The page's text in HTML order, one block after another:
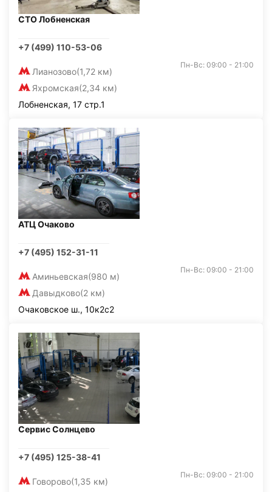
СТО Лобненская
+7 (499) 110-53-06
Лианозово(1,72 км)
Яхромская(2,34 км)
Пн-Вс: 09:00 - 21:00
Лобненская, 17 стр.1
АТЦ Очаково
+7 (495) 152-31-11
Аминьевская(980 м)
Давыдково(2 км)
Пн-Вс: 09:00 - 21:00
Очаковское ш., 10к2с2
Сервис Солнцево
+7 (495) 125-38-41
Говорово(1,35 км)
Пн-Вс: 09:00 - 21:00